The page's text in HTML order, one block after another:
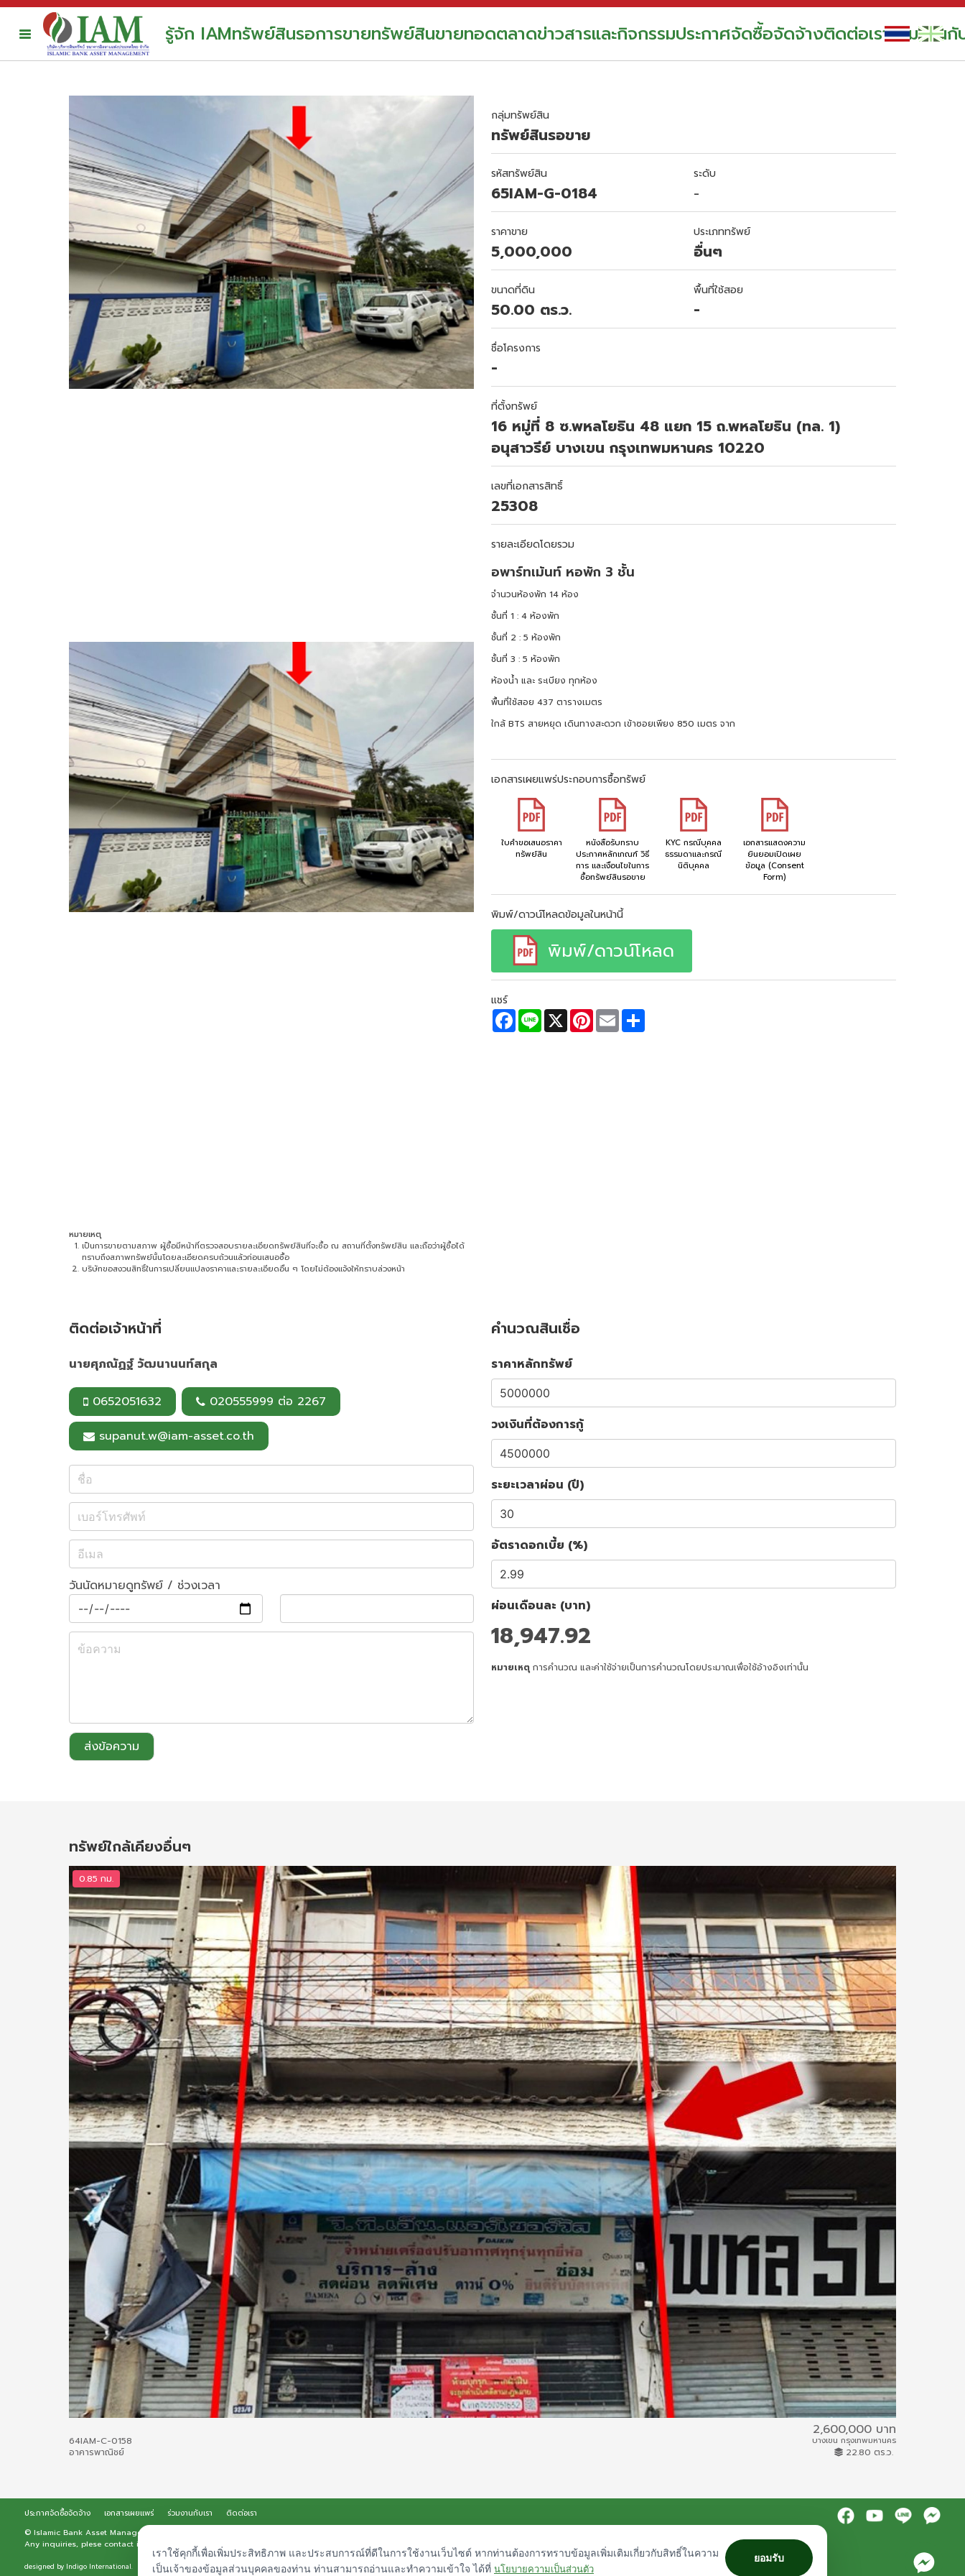
รู้จัก IAMทรัพย์สินรอการขายทรัพย์สินขายทอดตลาดข่าวสารและกิจกรรมประกาศจัดซื้อจัดจ้างติดต่อเราร่วมงานกั
หมายเหตุ
เป็นการขายตามสภาพ ผู้ซื้อมีหน้าที่ตรวจสอบรายละเอียดทรัพย์สินที่จะซื้อ ณ สถานที่ตั้งทรัพย์สิน และถือว่าผู้ซื้อได้
ทราบถึงสภาพทรัพย์นั้นโดยละเอียดครบถ้วนแล้วก่อนเสนอซื้อ
บริษัทขอสงวนสิทธิ์ในการเปลี่ยนแปลงราคาและรายละเอียดอื่น ๆ โดยไม่ต้องแจ้งให้ทราบล่วงหน้า
กลุ่มทรัพย์สิน
ทรัพย์สินรอขาย
รหัสทรัพย์สิน
65IAM-G-0184
ระดับ
-
ราคาขาย
5,000,000
ประเภททรัพย์
อื่นๆ
ขนาดที่ดิน
50.00 ตร.ว.
พื้นที่ใช้สอย
-
ชื่อโครงการ
-
ที่ตั้งทรัพย์
16 หมู่ที่ 8 ซ.พหลโยธิน 48 แยก 15 ถ.พหลโยธิน (ทล. 1)
อนุสาวรีย์ บางเขน กรุงเทพมหานคร 10220
เลขที่เอกสารสิทธิ์
25308
รายละเอียดโดยรวม
อพาร์ทเม้นท์ หอพัก 3 ชั้น
จำนวนห้องพัก 14 ห้อง
ชั้นที่ 1 : 4 ห้องพัก
ชั้นที่ 2 : 5 ห้องพัก
ชั้นที่ 3 : 5 ห้องพัก
ห้องน้ำ และ ระเบียง ทุกห้อง
พื้นที่ใช้สอย 437 ตารางเมตร
ใกล้ BTS สายหยุด เดินทางสะดวก เข้าซอยเพียง 850 เมตร จาก
เอกสารเผยแพร่ประกอบการซื้อทรัพย์
ใบคำขอเสนอราคา
ทรัพย์สิน
หนังสือรับทราบ
ประกาศหลักเกณฑ์ วิธี
การ และเงื่อนไขในการ
ซื้อทรัพย์สินรอขาย
KYC กรณีบุคคล
ธรรมดาและกรณี
นิติบุคคล
เอกสารแสดงความ
ยินยอมเปิดเผย
ข้อมูล (Consent
Form)
พิมพ์/ดาวน์โหลดข้อมูลในหน้านี้
พิมพ์/ดาวน์โหลด
แชร์
F
a
c
L
n
X P
n
E
m
a
ติดต่อเจ้าหน้าที่
นายศุภณัฏฐ์ วัฒนานนท์สกุล
0652051632
020555999 ต่อ 2267
supanut.w@iam-asset.co.th
วันนัดหมายดูทรัพย์ / ช่วงเวลา
ส่งข้อความ
คำนวณสินเชื่อ
ราคาหลักทรัพย์
วงเงินที่ต้องการกู้
ระยะเวลาผ่อน (ปี)
อัตราดอกเบี้ย (%)
ผ่อนเดือนละ (บาท)
18,947.92
หมายเหตุ การคำนวณ และค่าใช้จ่ายเป็นการคำนวณโดยประมาณเพื่อใช้อ้างอิงเท่านั้น
ทรัพย์ใกล้เคียงอื่นๆ
0.85 กม.
2,600,000 บาท
64IAM-C-0158
อาคารพาณิชย์
บางเขน กรุงเทพมหานคร
22.80 ตร.ว.
ประกาศจัดซื้อจัดจ้าง เอกสารเผยแพร่ ร่วมงานกับเรา
ติดต่อเรา
© Islamic Bank Asset Management - IAM. All rights reserved.
Any inquiries, plese contact iam.admin@iam-asset.co.th
designed by Indigo International.
เราใช้คุกกี้เพื่อเพิ่มประสิทธิภาพ และประสบการณ์ที่ดีในการใช้งานเว็บไซต์ หากท่านต้องการทราบข้อมูลเพิ่มเติมเกี่ยวกับสิทธิ์ในความ
เป็นเจ้าของข้อมูลส่วนบุคคลของท่าน ท่านสามารถอ่านและทำความเข้าใจ ได้ที่ นโยบายความเป็นส่วนตัว
ยอมรับ